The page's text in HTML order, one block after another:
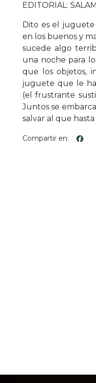
EDITORIAL:
Dito es el
en los buenos y
sucede algo
una noche para
que los objetos,
juguete que le
(el frustrante
Juntos se
salvar al que
Compartir en: